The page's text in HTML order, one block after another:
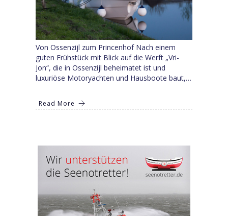
Von Ossenzijl zum Princenhof Nach einem
guten Frühstück mit Blick auf die Werft „Vri-
Jon“, die in Ossenzijl beheimatet ist und
luxuriöse Motoryachten und Hausboote baut,…
Read More